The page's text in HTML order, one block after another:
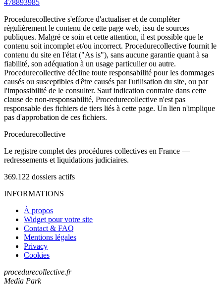
478893985
Procedurecollective s'efforce d'actualiser et de compléter
régulièrement le contenu de cette page web, issu de sources
publiques. Malgré ce soin et cette attention, il est possible que le
contenu soit incomplet et/ou incorrect. Procedurecollective fournit le
contenu du site en l'état ("As is"), sans aucune garantie quant à sa
fiabilité, son adéquation à un usage particulier ou autre.
Procedurecollective décline toute responsabilité pour les dommages
causés ou susceptibles d'être causés par l'utilisation du site, ou par
l'impossibilité de le consulter. Sauf indication contraire dans cette
clause de non-responsabilité, Procedurecollective n'est pas
responsable des fichiers de tiers liés à cette page. Un lien n'implique
pas d'approbation de ces fichiers.
Procedurecollective
Le registre complet des procédures collectives en France —
redressements et liquidations judiciaires.
369.122 dossiers actifs
INFORMATIONS
À propos
Widget pour votre site
Contact & FAQ
Mentions légales
Privacy
Cookies
procedurecollective.fr
Media Park